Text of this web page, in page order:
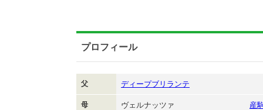
プロフィール
父 ディープブリランテ
母 ヴェルナッツァ 産